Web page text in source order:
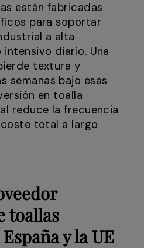
están fabricadas
para soportar
a alta
diario. Una
textura y
semanas bajo esas
en toalla
reduce la frecuencia
total a largo
toallas
y la UE